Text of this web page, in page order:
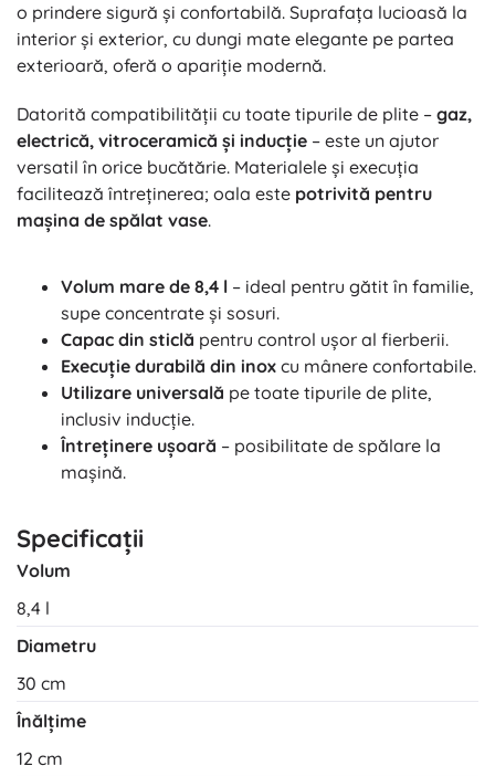
o prindere sigură și confortabilă. Suprafața lucioasă la
interior și exterior, cu dungi mate elegante pe partea
exterioară, oferă o apariție modernă.
Datorită compatibilității cu toate tipurile de plite – gaz,
electrică, vitroceramică și inducție – este un ajutor
versatil în orice bucătărie. Materialele și execuția
facilitează întreținerea; oala este potrivită pentru
mașina de spălat vase.
Volum mare de 8,4 l – ideal pentru gătit în familie,
supe concentrate și sosuri.
Capac din sticlă pentru control ușor al fierberii.
Execuție durabilă din inox cu mânere confortabile.
Utilizare universală pe toate tipurile de plite,
inclusiv inducție.
Întreținere ușoară – posibilitate de spălare la
mașină.
Specificații
Volum
8,4 l
Diametru
30 cm
Înălțime
12 cm